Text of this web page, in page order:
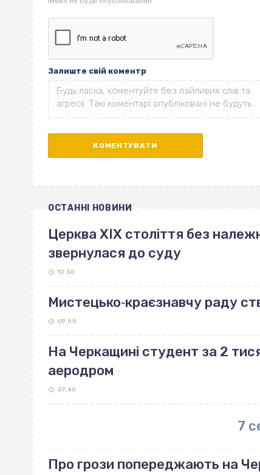
Залиште свій коментр
ОСТАННІ НОВИНИ
Церква ХІХ століття без
звернулася до суду
10:30
Мистецько‐краєзнавчу раду
09:00
На Черкащині студент за 2
аеродром
07:40
7
Про грози попереджають на